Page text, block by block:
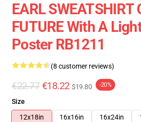
EARL SWEATSHIRT
FUTURE With A
Poster RB1211
(8 customer reviews)
€22.77 €18.22 $19.80 -20%
Size
12x18in
16x16in 16x24in